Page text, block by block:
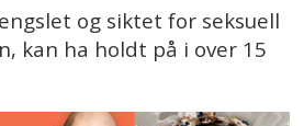
og siktet for seksuell
kan ha holdt på i over 15